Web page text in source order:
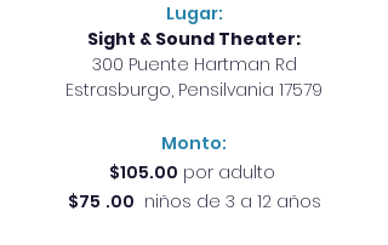
Lugar:
Sight & Sound Theater:
300 Puente Hartman Rd
Estrasburgo, Pensilvania 17579
Monto:
$105.00 por adulto
$75 .00 niños de 3 a 12 años